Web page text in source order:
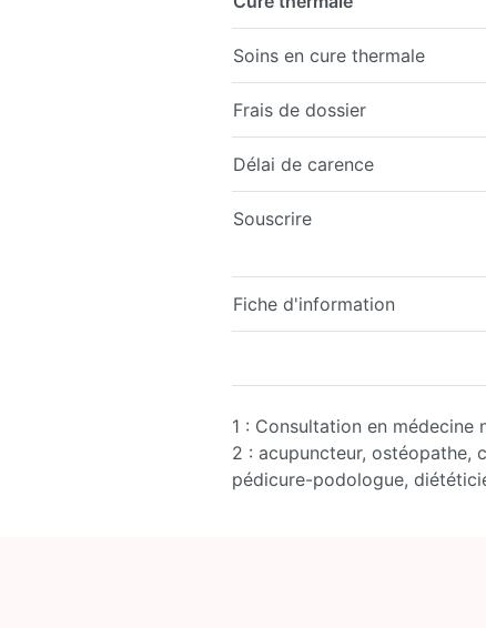
Soins en cure thermale
Frais de dossier
Délai de carence
Souscrire
Fiche d'information
1 : Consultation en médecine
2 : acupuncteur, ostéopathe,
pédicure-podologue,